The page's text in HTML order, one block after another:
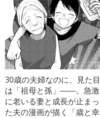
30歳の夫婦なのに、見た目
は「祖母と孫」――。急激
に老いる妻と成長が止まっ
た夫の漫画が描く「歳と幸